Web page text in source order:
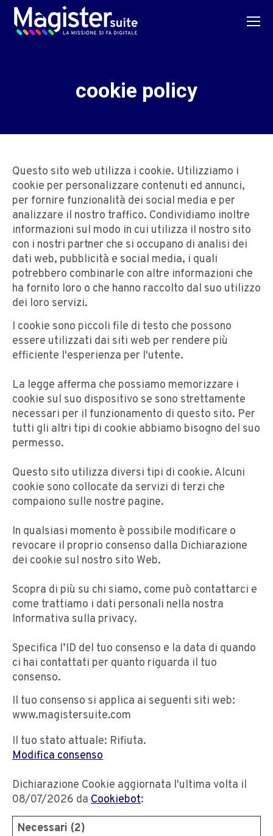
cookie policy
Questo sito web utilizza i cookie. Utilizziamo i
cookie per personalizzare contenuti ed annunci,
per fornire funzionalità dei social media e per
analizzare il nostro traffico. Condividiamo inoltre
informazioni sul modo in cui utilizza il nostro sito
con i nostri partner che si occupano di analisi dei
dati web, pubblicità e social media, i quali
potrebbero combinarle con altre informazioni che
ha fornito loro o che hanno raccolto dal suo utilizzo
dei loro servizi.
I cookie sono piccoli file di testo che possono
essere utilizzati dai siti web per rendere più
efficiente l'esperienza per l'utente.
La legge afferma che possiamo memorizzare i
cookie sul suo dispositivo se sono strettamente
necessari per il funzionamento di questo sito. Per
tutti gli altri tipi di cookie abbiamo bisogno del suo
permesso.
Questo sito utilizza diversi tipi di cookie. Alcuni
cookie sono collocate da servizi di terzi che
compaiono sulle nostre pagine.
In qualsiasi momento è possibile modificare o
revocare il proprio consenso dalla Dichiarazione
dei cookie sul nostro sito Web.
Scopra di più su chi siamo, come può contattarci e
come trattiamo i dati personali nella nostra
Informativa sulla privacy.
Specifica l’ID del tuo consenso e la data di quando
ci hai contattati per quanto riguarda il tuo
consenso.
Il tuo consenso si applica ai seguenti siti web:
www.magistersuite.com
Il tuo stato attuale: Rifiuta.
Modifica consenso
Dichiarazione Cookie aggiornata l'ultima volta il
08/07/2026 da Cookiebot:
Necessari (2)